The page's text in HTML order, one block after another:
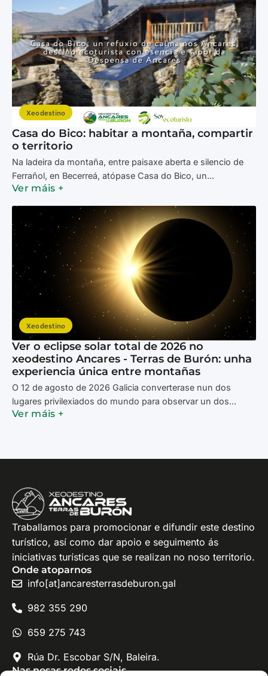
Xeodestino
Casa do Bico: habitar a montaña, compartir
o territorio
Na ladeira da montaña, entre paisaxe aberta e silencio de
Ferrañol, en Becerreá, atópase Casa do Bico, un...
Ver máis +
Xeodestino
Ver o eclipse solar total de 2026 no
xeodestino Ancares - Terras de Burón: unha
experiencia única entre montañas
O 12 de agosto de 2026 Galicia converterase nun dos
lugares privilexiados do mundo para observar un dos...
Ver máis +
Traballamos para promocionar e difundir este destino
turístico, así como dar apoio e seguimento ás
iniciativas turísticas que se realizan no noso territorio.
Onde atoparnos
info[at]ancaresterrasdeburon.gal
982 355 290
659 275 743
Rúa Dr. Escobar S/N, Baleira.
Nas nosas redes sociais